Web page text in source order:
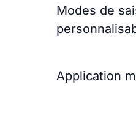
Modes de
Application